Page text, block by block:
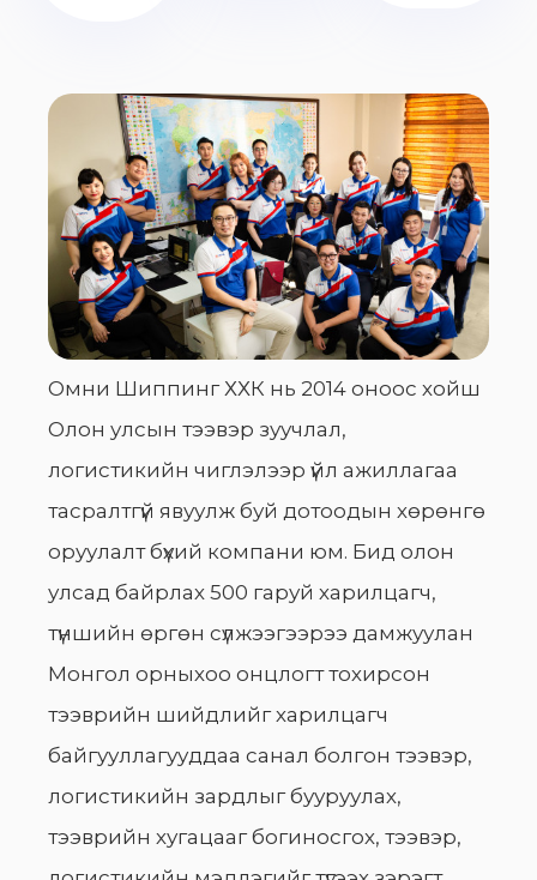
Омни Шиппинг ХХК нь 2014 оноос хойш
Олон улсын тээвэр зуучлал,
логистикийн чиглэлээр үйл ажиллагаа
тасралтгүй явуулж буй дотоодын хөрөнгө
оруулалт бүхий компани юм. Бид олон
улсад байрлах 500 гаруй харилцагч,
түншийн өргөн сүлжээгээрээ дамжуулан
Монгол орныхоо онцлогт тохирсон
тээврийн шийдлийг харилцагч
байгууллагууддаа санал болгон тээвэр,
логистикийн зардлыг бууруулах,
тээврийн хугацааг богиносгох, тээвэр,